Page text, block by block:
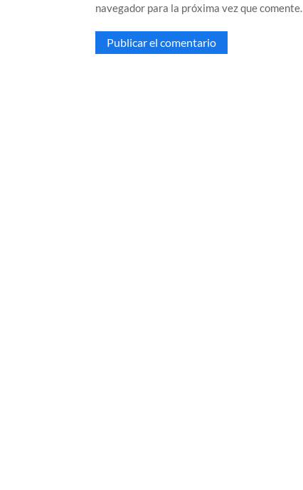
navegador para la próxima vez que comente.